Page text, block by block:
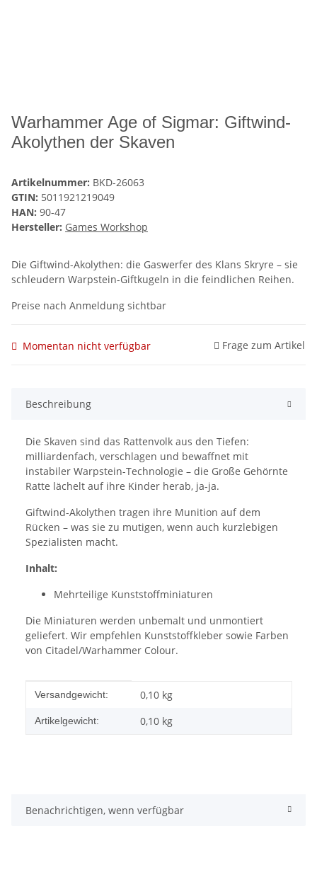
Warhammer Age of Sigmar: Giftwind-
Akolythen der Skaven
Artikelnummer: BKD-26063
GTIN: 5011921219049
HAN: 90-47
Hersteller: Games Workshop
Die Giftwind-Akolythen: die Gaswerfer des Klans Skryre – sie
schleudern Warpstein-Giftkugeln in die feindlichen Reihen.
Preise nach Anmeldung sichtbar
Momentan nicht verfügbar Frage zum Artikel
Beschreibung
Die Skaven sind das Rattenvolk aus den Tiefen:
milliardenfach, verschlagen und bewaffnet mit
instabiler Warpstein-Technologie – die Große Gehörnte
Ratte lächelt auf ihre Kinder herab, ja-ja.
Giftwind-Akolythen tragen ihre Munition auf dem
Rücken – was sie zu mutigen, wenn auch kurzlebigen
Spezialisten macht.
Inhalt:
Mehrteilige Kunststoffminiaturen
Die Miniaturen werden unbemalt und unmontiert
geliefert. Wir empfehlen Kunststoffkleber sowie Farben
von Citadel/Warhammer Colour.
Produkteigenschaft
Wert
Versandgewicht: 0,10 kg
Artikelgewicht: 0,10 kg
Benachrichtigen, wenn verfügbar